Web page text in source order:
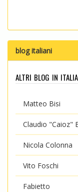
blog italiani
altri blog in
Matteo Bisi
Claudio "Caioz"
Nicola Colonna
Vito Foschi
Fabietto